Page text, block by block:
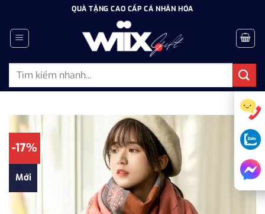
dung
QUÀ TẶNG CAO CẤP CÁ NHÂN HÓA
Tìm
-17%
Mới